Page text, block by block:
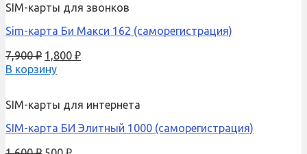
SIM-карты для звонков
Sim-карта Би Макси 162 (саморегистрация)
7,900₽ 1,800 ₽
В корзину
SIM-карты для интернета
SIM-карта БИ Элитный 1000 (саморегистрация)